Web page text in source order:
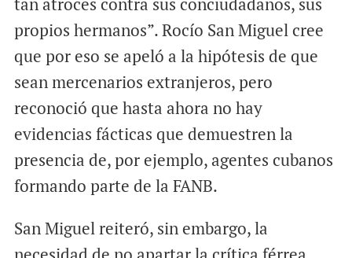
propios hermanos”. Rocío San Miguel cree
que por eso se apeló a la hipótesis de que
sean mercenarios extranjeros, pero
reconoció que hasta ahora no hay
evidencias fácticas que demuestren la
presencia de, por ejemplo, agentes cubanos
formando parte de la FANB.
San Miguel reiteró, sin embargo, la